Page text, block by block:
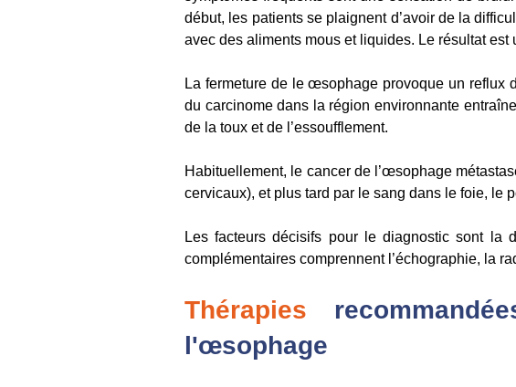
début, les patients se plaignent d’avoir de la
avec des aliments mous et liquides. Le résultat
La fermeture de le œsophage provoque un reflux
du carcinome dans la région environnante
de la toux et de l’essoufflement.
​Habituellement, le cancer de l’œsophage
cervicaux), et plus tard par le sang dans le foie, le
Les facteurs décisifs pour le diagnostic sont la
complémentaires comprennent l’échographie, la
Thérapies
l'œsophage